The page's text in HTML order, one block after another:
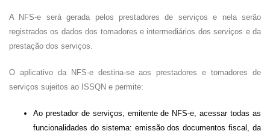
A NFS-e será gerada pelos prestadores de serviços e nela serão
registrados os dados dos tomadores e intermediários dos serviços e da
prestação dos serviços.
O aplicativo da NFS-e destina-se aos prestadores e tomadores de
serviços sujeitos ao ISSQN e permite:
Ao prestador de serviços, emitente de NFS-e, acessar todas as
funcionalidades do sistema: emissão dos documentos fiscal, da